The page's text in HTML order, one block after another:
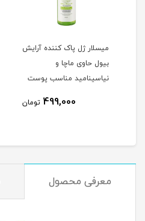
میسلار ژل پاک کننده آرایش
بیول حاوی ماچا و
نیاسینامید مناسب پوست
499,000 تومان
معرفی محصول